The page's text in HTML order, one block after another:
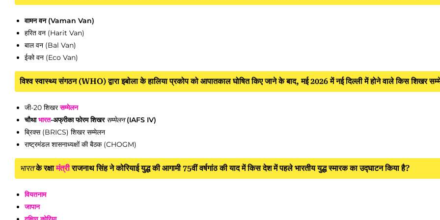
वामन वन (Vaman Van)
हरित वन (Harit Van)
बाल वन (Bal Van)
ईको वन (Eco Van)
विश्व स्वास्थ्य संगठन (WHO) द्वारा इबोला के हालिया प्रकोप को आपातकाल घोषित किए जाने के बाद, मई 2026 में नई दिल्ली में होने वाले किस शिखर
जी-20 शिखरसम्मेलन
चौथाभारत-अफ्रीका फोरम शिखर सम्मेलन(IAFS IV)
ब्रिक्स (BRICS) शिखर सम्मेलन
राष्ट्रमंडल शासनाध्यक्षों की बैठक (CHOGM)
भारतके रक्षामंत्रीराजनाथ सिंह ने कोरियाई युद्ध की आगामी 75वीं वर्षगांठ की याद में किस देश में पहले भारतीय युद्ध स्मारक का उद्घाटन किया है?
वियतनाम
जापान